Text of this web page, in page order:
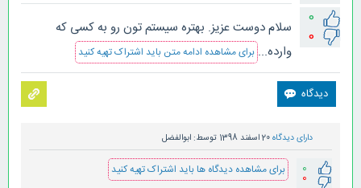
0
0
سلام دوست عزیز. بهتره سیستم تون رو به کسی که
وارده... برای مشاهده ادامه متن باید اشتراک تهیه کنید
دارای دیدگاه20 اسفند 1398 توسط: ابوالفضل
0
0 برای مشاهده دیدگاه ها باید اشتراک تهیه کنید